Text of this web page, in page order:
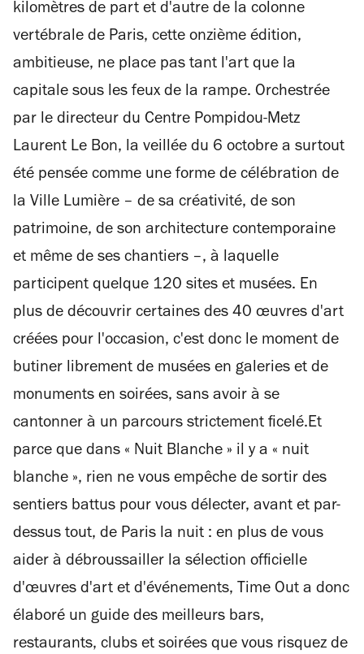
kilomètres de part et d'autre de la colonne
vertébrale de Paris, cette onzième édition,
ambitieuse, ne place pas tant l'art que la
capitale sous les feux de la rampe. Orchestrée
par le directeur du Centre Pompidou-Metz
Laurent Le Bon, la veillée du 6 octobre a surtout
été pensée comme une forme de célébration de
la Ville Lumière – de sa créativité, de son
patrimoine, de son architecture contemporaine
et même de ses chantiers –, à laquelle
participent quelque 120 sites et musées. En
plus de découvrir certaines des 40 œuvres d'art
créées pour l'occasion, c'est donc le moment de
butiner librement de musées en galeries et de
monuments en soirées, sans avoir à se
cantonner à un parcours strictement ficelé.Et
parce que dans « Nuit Blanche » il y a « nuit
blanche », rien ne vous empêche de sortir des
sentiers battus pour vous délecter, avant et par-
dessus tout, de Paris la nuit : en plus de vous
aider à débroussailler la sélection officielle
d'œuvres d'art et d'événements, Time Out a donc
élaboré un guide des meilleurs bars,
restaurants, clubs et soirées que vous risquez de